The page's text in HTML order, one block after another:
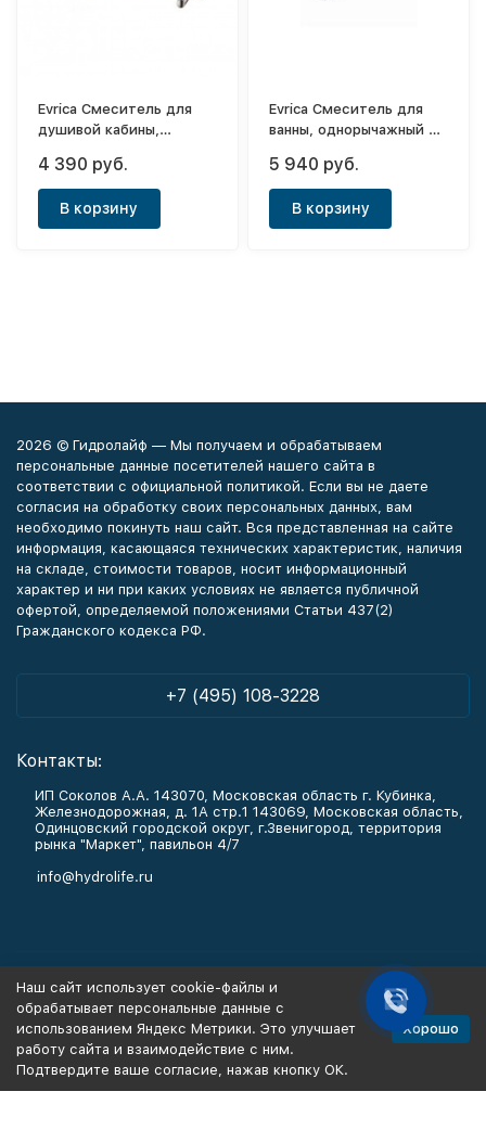
Evrica Смеситель для
душивой кабины,
4 390 руб.
В корзину
Evrica Смеситель для
ванны, однорычажный с
5 940 руб.
В корзину
2026 © Гидролайф — Мы получаем и обрабатываем
персональные данные посетителей нашего сайта в
соответствии с официальной политикой. Если вы не даете
согласия на обработку своих персональных данных, вам
необходимо покинуть наш сайт. Вся представленная на сайте
информация, касающаяся технических характеристик, наличия
на складе, стоимости товаров, носит информационный
характер и ни при каких условиях не является публичной
офертой, определяемой положениями Статьи 437(2)
Гражданского кодекса РФ.
+7 (495) 108-3228
Контакты:
ИП Соколов А.А. 143070, Московская область г. Кубинка,
Железнодорожная, д. 1А стр.1 143069, Московская область,
Одинцовский городской округ, г.Звенигород, территория
рынка "Маркет", павильон 4/7
info@hydrolife.ru
Информация
Политика персональных данных
Наш сайт использует cookie-файлы и
обрабатывает персональные данные с
использованием Яндекс Метрики. Это улучшает
работу сайта и взаимодействие с ним.
Подтвердите ваше согласие, нажав кнопку ОК.
Хорошо